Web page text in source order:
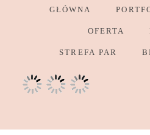
GŁÓWNA
OFERTA
STREFA PAR